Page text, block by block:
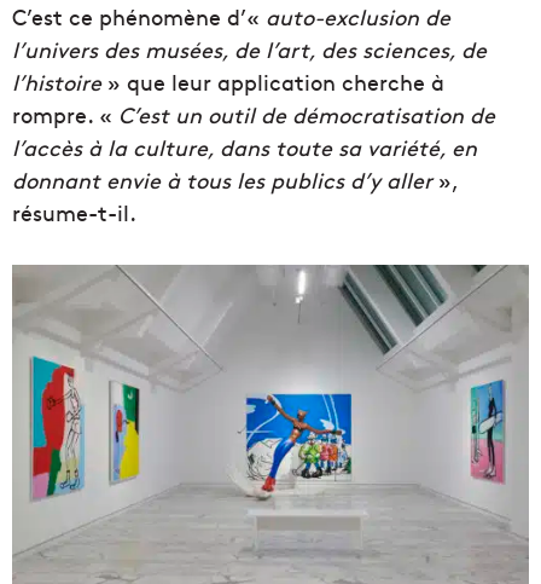
C’est ce phénomène d’« auto-exclusion de
l’univers des musées, de l’art, des sciences, de
l’histoire» que leur application cherche à
rompre. « C’est un outil de démocratisation de
l’accès à la culture, dans toute sa variété, en
donnant envie à tous les publics d’y aller»,
résume-t-il.